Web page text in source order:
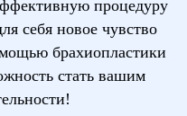
процедуру
себя новое чувство
брахиопластики
стать вашим